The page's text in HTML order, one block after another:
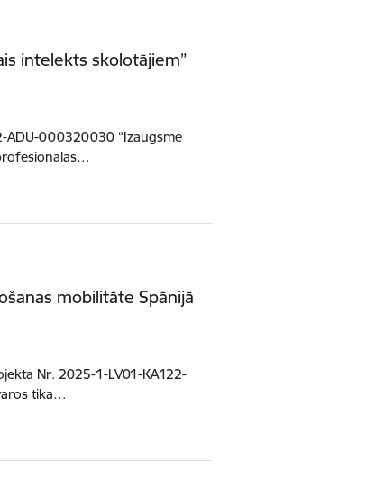
intelekts skolotājiem”
ADU-000320030 “Izaugsme
mobilitāte Spānijā
Nr. 2025-1-LV01-KA122-
tika…